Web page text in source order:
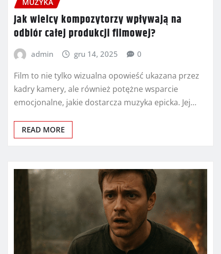
Jak wielcy kompozytorzy wpływają na
odbiór całej produkcji filmowej?
admin gru 14, 2025 0
Film to nie tylko wizualna opowieść ukazana przez
kadry kamery, ale również potężne wsparcie
emocjonalne, jakie dostarcza muzyka epicka. Jej…
READ MORE